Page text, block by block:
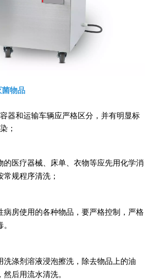
菌物品
器和运输车辆应严格区分，并有明显标
；
的医疗器械、床单、衣物等应先用化学消
规程序清洗；
病房使用的各种物品，要严格控制，严格
洗涤剂溶液浸泡擦洗，除去物品上的油
后用流水清洗。